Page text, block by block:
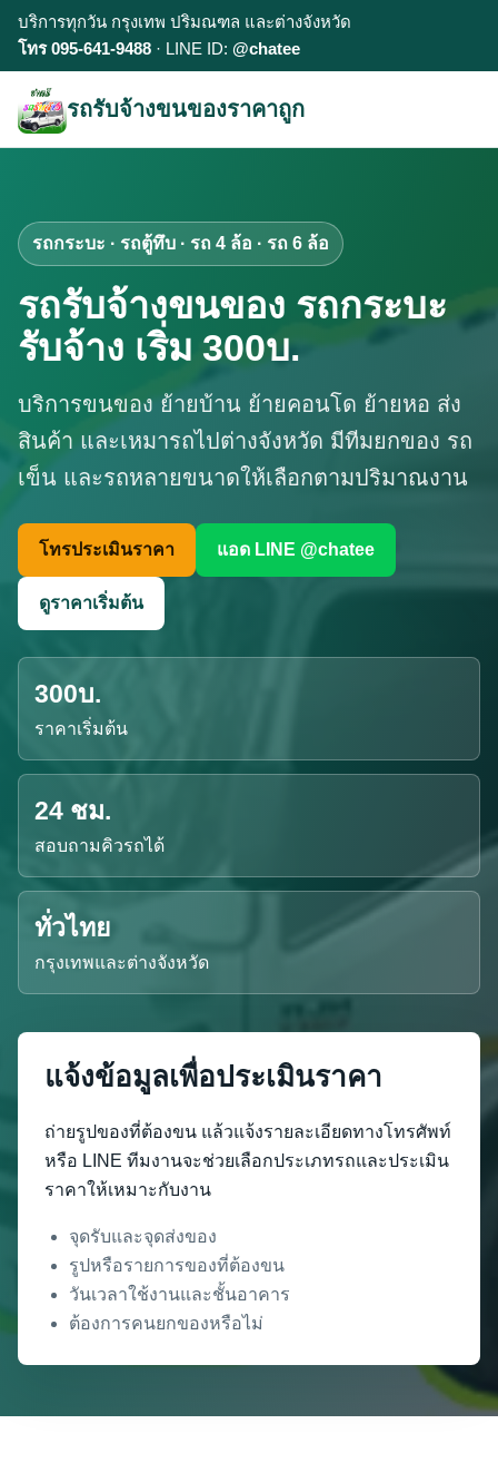
บริการทุกวัน กรุงเทพ ปริมณฑล และต่างจังหวัด
โทร 095-641-9488 · LINE ID: @chatee
รถรับจ้างขนของราคาถูก
รถกระบะ · รถตู้ทึบ · รถ 4 ล้อ · รถ 6 ล้อ
รถรับจ้างขนของ รถกระบะ
รับจ้าง เริ่ม 300บ.
บริการขนของ ย้ายบ้าน ย้ายคอนโด ย้ายหอ ส่ง
สินค้า และเหมารถไปต่างจังหวัด มีทีมยกของ รถ
เข็น และรถหลายขนาดให้เลือกตามปริมาณงาน
โทรประเมินราคา แอด LINE @chatee
ดูราคาเริ่มต้น
300บ.
ราคาเริ่มต้น
24 ชม.
สอบถามคิวรถได้
ทั่วไทย
กรุงเทพและต่างจังหวัด
แจ้งข้อมูลเพื่อประเมินราคา
ถ่ายรูปของที่ต้องขน แล้วแจ้งรายละเอียดทางโทรศัพท์
หรือ LINE ทีมงานจะช่วยเลือกประเภทรถและประเมิน
ราคาให้เหมาะกับงาน
จุดรับและจุดส่งของ
รูปหรือรายการของที่ต้องขน
วันเวลาใช้งานและชั้นอาคาร
ต้องการคนยกของหรือไม่